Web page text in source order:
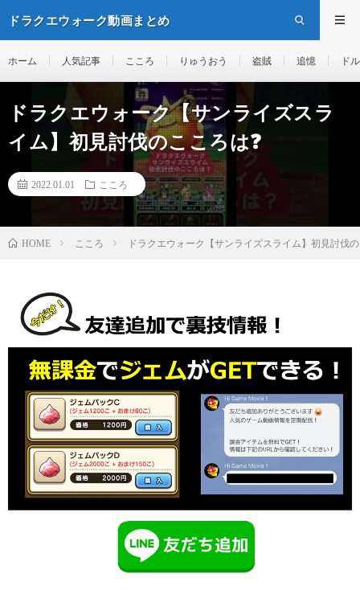
ドラクエウォーク動画まとめ
ホーム 人気記事 こころ りゅうおう 盗賊 追憶 ド
ドラクエウォーク【サンライズスラ
イム】初見討伐のこころは❓
2022.01.01 こころ
HOME こころ ドラクエウォーク【サンライズスライム】初見討伐の